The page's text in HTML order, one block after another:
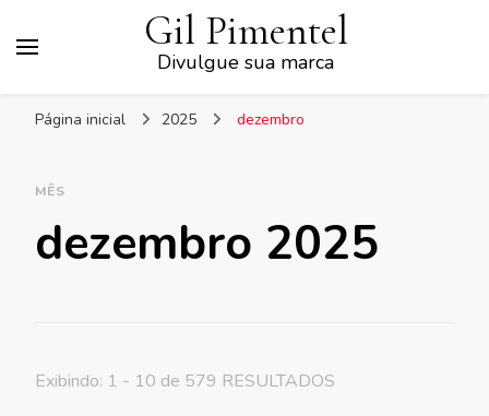
Gil Pimentel
Divulgue sua marca
Página inicial 2025 dezembro
MÊS
dezembro 2025
Exibindo: 1 - 10 de 579 RESULTADOS